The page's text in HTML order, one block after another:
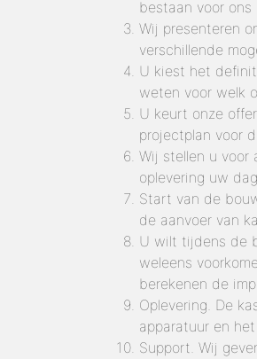
bestaan voor
Wij presenteren
verschillende
U kiest het
weten voor welk
U keurt onze
projectplan voor
Wij stellen u
oplevering uw
Start van de
de aanvoer van
U wilt tijdens de
weleens
berekenen de
Oplevering. De
apparatuur en
Support. Wij